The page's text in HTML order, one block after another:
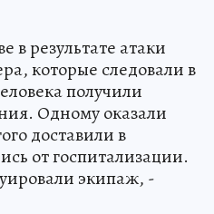
в результате атаки
которые следовали в
получили
Одному оказали
доставили в
от госпитализации.
экипаж, -